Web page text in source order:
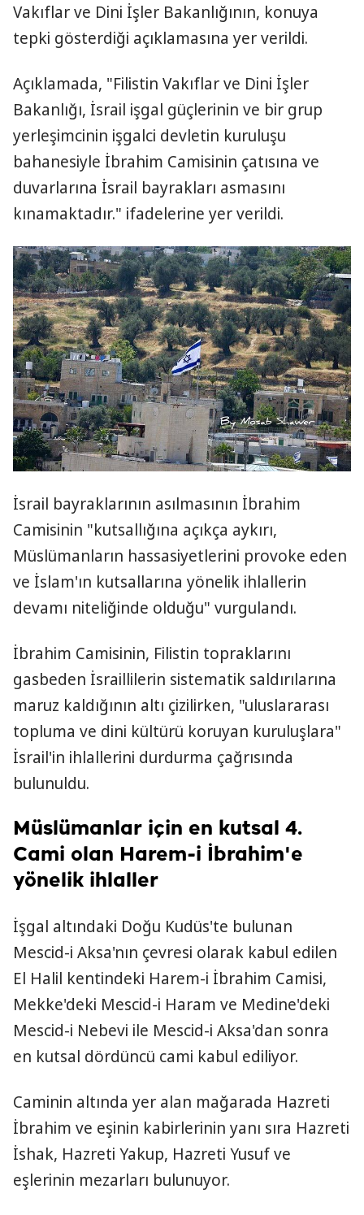
Vakıflar ve Dini İşler Bakanlığının, konuya
tepki gösterdiği açıklamasına yer verildi.
Açıklamada, "Filistin Vakıflar ve Dini İşler
Bakanlığı, İsrail işgal güçlerinin ve bir grup
yerleşimcinin işgalci devletin kuruluşu
bahanesiyle İbrahim Camisinin çatısına ve
duvarlarına İsrail bayrakları asmasını
kınamaktadır." ifadelerine yer verildi.
İsrail bayraklarının asılmasının İbrahim
Camisinin "kutsallığına açıkça aykırı,
Müslümanların hassasiyetlerini provoke eden
ve İslam'ın kutsallarına yönelik ihlallerin
devamı niteliğinde olduğu" vurgulandı.
İbrahim Camisinin, Filistin topraklarını
gasbeden İsraillilerin sistematik saldırılarına
maruz kaldığının altı çizilirken, "uluslararası
topluma ve dini kültürü koruyan kuruluşlara"
İsrail'in ihlallerini durdurma çağrısında
bulunuldu.
Müslümanlar için en kutsal 4.
Cami olan Harem-i İbrahim'e
yönelik ihlaller
İşgal altındaki Doğu Kudüs'te bulunan
Mescid-i Aksa'nın çevresi olarak kabul edilen
El Halil kentindeki Harem-i İbrahim Camisi,
Mekke'deki Mescid-i Haram ve Medine'deki
Mescid-i Nebevi ile Mescid-i Aksa'dan sonra
en kutsal dördüncü cami kabul ediliyor.
Caminin altında yer alan mağarada Hazreti
İbrahim ve eşinin kabirlerinin yanı sıra Hazreti
İshak, Hazreti Yakup, Hazreti Yusuf ve
eşlerinin mezarları bulunuyor.